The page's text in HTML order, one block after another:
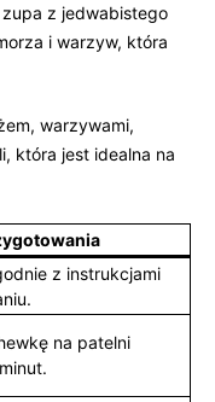
z ​jedwabistego
‍i warzyw, która
warzywami,
która ‍jest idealna⁢ na
z instrukcjami
na patelni